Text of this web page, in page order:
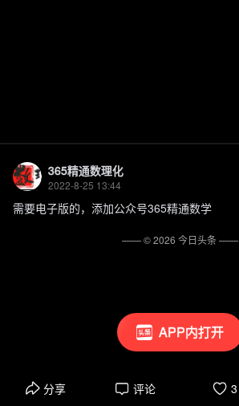
APP内打开
365精通数理化
2022-8-25 13:44
需要电子版的，添加公众号365精通数学
分享 评论 3
—— ©2026 今日头条——